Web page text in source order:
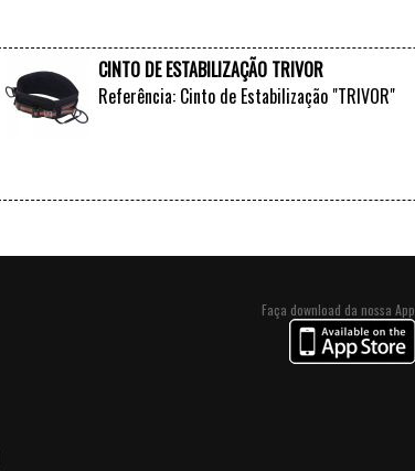
CINTO DE ESTABILIZAÇÃO TRIVOR
Referência: Cinto de Estabilização "TRIVOR"
Faça download da nossa App